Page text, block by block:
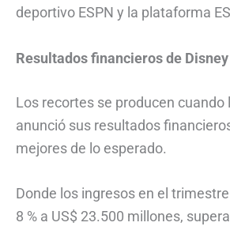
deportivo ESPN y la plataforma
Resultados financieros de Disney
Los recortes se producen cuando
anunció sus resultados
mejores de lo esperado.
Donde los ingresos en el
8 % a US$ 23.500 millones,